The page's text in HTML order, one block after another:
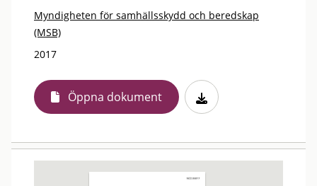
Myndigheten för samhällsskydd och beredskap
(MSB)
2017
Öppna dokument